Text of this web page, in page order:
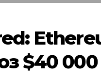
$40 000